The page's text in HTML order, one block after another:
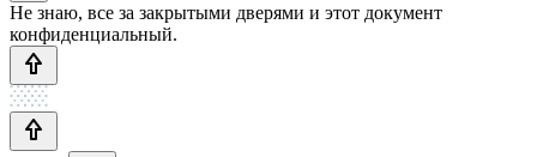
Не знаю, все за закрытыми дверями и этот документ
конфиденциальный.